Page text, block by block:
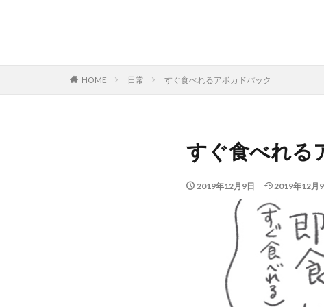
HOME 日常 すぐ食べれるアボカドパック
すぐ食べれる
2019年12月9日 2019年12月